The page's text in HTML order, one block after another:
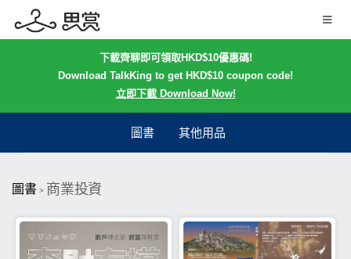
下載齊聊即可領取HKD$10優惠碼!
Download TalkKing to get HKD$10 coupon code!
立即下載 Download Now!
圖書 其他用品
圖書 > 商業投資